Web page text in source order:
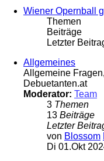
Wiener Opernball
Themen
Beiträge
Letzter
Allgemeines
Allgemeine
Debuetanten.at
Moderator: Team
3 Themen
13 Beiträge
Letzter
von Blossom
Di 01.Okt